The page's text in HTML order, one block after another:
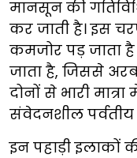
मानसून की
कर जाती है। इस
कमजोर पड़ जाता
जाता है, जिससे
दोनों से भारी
संवेदनशील पर्वतीय
इन पहाड़ी इलाकों